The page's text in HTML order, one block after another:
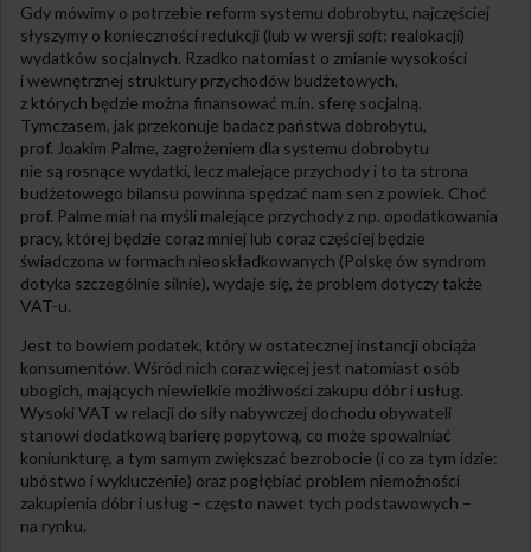
Gdy mówimy o potrzebie reform systemu dobrobytu, najczęściej
słyszymy o konieczności redukcji (lub w wersji soft: realokacji)
wydatków socjalnych. Rzadko natomiast o zmianie wysokości
i wewnętrznej struktury przychodów budżetowych,
z których będzie można finansować m.in. sferę socjalną.
Tymczasem, jak przekonuje badacz państwa dobrobytu,
prof. Joakim Palme, zagrożeniem dla systemu dobrobytu
nie są rosnące wydatki, lecz malejące przychody i to ta strona
budżetowego bilansu powinna spędzać nam sen z powiek. Choć
prof. Palme miał na myśli malejące przychody z np. opodatkowania
pracy, której będzie coraz mniej lub coraz częściej będzie
świadczona w formach nieoskładkowanych (Polskę ów syndrom
dotyka szczególnie silnie), wydaje się, że problem dotyczy także
VAT-u.
Jest to bowiem podatek, który w ostatecznej instancji obciąża
konsumentów. Wśród nich coraz więcej jest natomiast osób
ubogich, mających niewielkie możliwości zakupu dóbr i usług.
Wysoki VAT w relacji do siły nabywczej dochodu obywateli
stanowi dodatkową barierę popytową, co może spowalniać
koniunkturę, a tym samym zwiększać bezrobocie (i co za tym idzie:
ubóstwo i wykluczenie) oraz pogłębiać problem niemożności
zakupienia dóbr i usług – często nawet tych podstawowych –
na rynku.